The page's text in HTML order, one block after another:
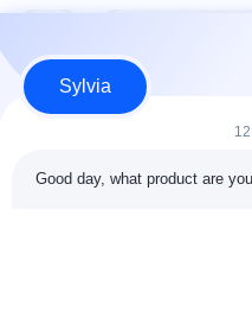
त्वरित संपर्क करें
Sylvia
Good day, what product are